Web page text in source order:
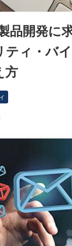
品開発に
ティ・バ
方